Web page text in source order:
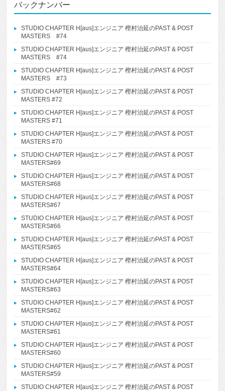
バックナンバー
STUDIO CHAPTER H[aus]エンジニア 樫村治延のPAST & POST
MASTERS #74
STUDIO CHAPTER H[aus]エンジニア 樫村治延のPAST & POST
MASTERS #74
STUDIO CHAPTER H[aus]エンジニア 樫村治延のPAST & POST
MASTERS #73
STUDIO CHAPTER H[aus]エンジニア 樫村治延のPAST & POST
MASTERS #72
STUDIO CHAPTER H[aus]エンジニア 樫村治延のPAST & POST
MASTERS #71
STUDIO CHAPTER H[aus]エンジニア 樫村治延のPAST & POST
MASTERS #70
STUDIO CHAPTER H[aus]エンジニア 樫村治延のPAST & POST
MASTERS#69
STUDIO CHAPTER H[aus]エンジニア 樫村治延のPAST & POST
MASTERS#68
STUDIO CHAPTER H[aus]エンジニア 樫村治延のPAST & POST
MASTERS#67
STUDIO CHAPTER H[aus]エンジニア 樫村治延のPAST & POST
MASTERS#66
STUDIO CHAPTER H[aus]エンジニア 樫村治延のPAST & POST
MASTERS#65
STUDIO CHAPTER H[aus]エンジニア 樫村治延のPAST & POST
MASTERS#64
STUDIO CHAPTER H[aus]エンジニア 樫村治延のPAST & POST
MASTERS#63
STUDIO CHAPTER H[aus]エンジニア 樫村治延のPAST & POST
MASTERS#62
STUDIO CHAPTER H[aus]エンジニア 樫村治延のPAST & POST
MASTERS#61
STUDIO CHAPTER H[aus]エンジニア 樫村治延のPAST & POST
MASTERS#60
STUDIO CHAPTER H[aus]エンジニア 樫村治延のPAST & POST
MASTERS#59
STUDIO CHAPTER H[aus]エンジニア 樫村治延のPAST & POST